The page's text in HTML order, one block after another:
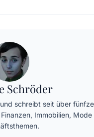
Schröder
schreibt seit über
Immobilien, Mode